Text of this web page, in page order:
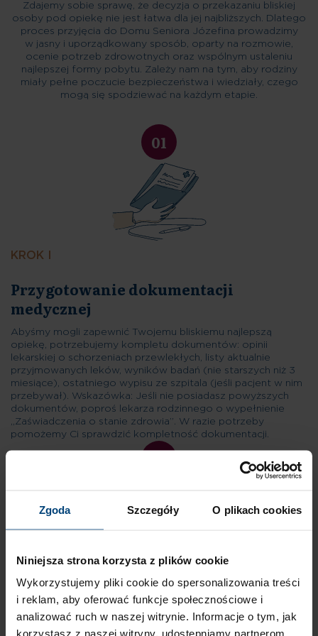
Zgoda Szczegóły O plikach cookies
Niniejsza strona korzysta z plików cookie
Wykorzystujemy pliki cookie do spersonalizowania treści
i reklam, aby oferować funkcje społecznościowe i
analizować ruch w naszej witrynie. Informacje o tym, jak
korzystasz z naszej witryny, udostępniamy partnerom
Zdajemy sobie sprawę, że decyzja o przekazaniu bliskiej
osoby pod opiekę nie jest łatwa dla jej najbliższych. Dlatego
proces przyjęcia do Domu Seniora Józefina prowadzimy
w jasny i uporządkowany sposób, oparty na rozmowie,
ocenie potrzeb zdrowotnych oraz wspólnym ustaleniu
najlepszej formy pobytu. Zależy nam na tym, aby rodziny
miały pełne poczucie bezpieczeństwa i wiedziały, czego
mogą się spodziewać na każdym etapie.
01
KROK I
Abyśmy mogli zapewnić Twojemu bliskiemu najlepszą
opiekę, potrzebujemy kompletu dokumentów: opinii
lekarskiej o schorzeniach przewlekłych, listy aktualnie
przyjmowanych leków, wyników badań (nie starszych niż 3
miesiące), ostatniego wypisu ze szpitala (jeśli pacjent w nim
przebywał). Wskazówka: Jeśli nie posiadasz powyższych
dokumentów, poproś lekarza rodzinnego o wypełnienie
„Zaświadczenia o stanie zdrowia”. W razie potrzeby
pomożemy Ci sprawdzić kompletność dokumentacji.
Nasz zespół medyczny analizuje dokumentację, aby upewnić